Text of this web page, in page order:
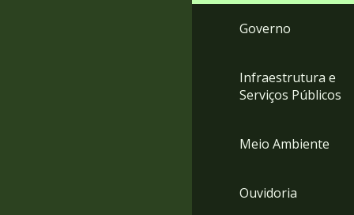
Governo
Infraestrutura e
Serviços Públicos
Meio Ambiente
Ouvidoria